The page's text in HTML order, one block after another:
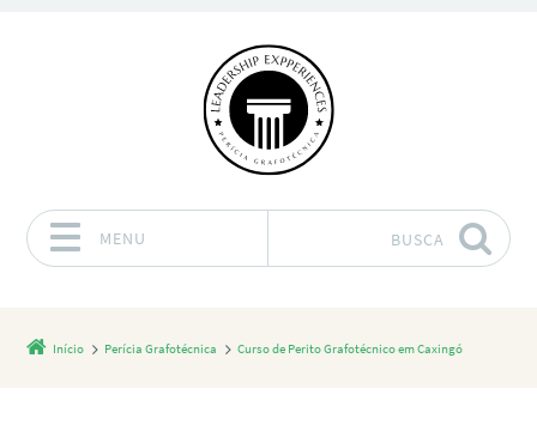
MENU BUSCA
Início Perícia Grafotécnica Curso de Perito Grafotécnico em Caxingó